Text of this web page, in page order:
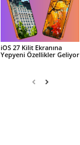
iOS 27 Kilit Ekranına
Yepyeni Özellikler Geliyor